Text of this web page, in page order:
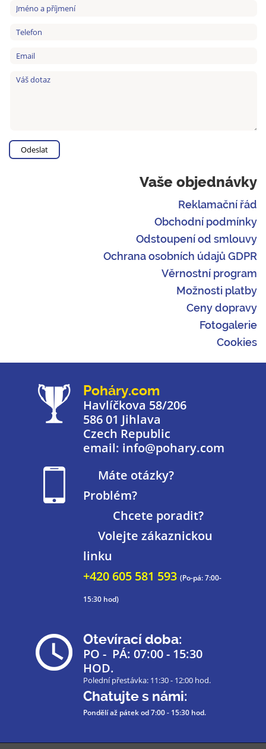
Vaše objednávky
Reklamační řád
Obchodní podmínky
Odstoupení od smlouvy
Ochrana osobních údajů GDPR
Věrnostní program
Možnosti platby
Ceny dopravy
Fotogalerie
Cookies
Poháry.com
Havlíčkova 58/206
586 01 Jihlava
Czech Republic
email: info@pohary.com
Máte otázky?
Problém?
Chcete poradit?
Volejte zákaznickou
linku
+420 605 581 593 (Po-pá: 7:00-
15:30 hod)
Otevírací doba:
PO - PÁ: 07:00 - 15:30
HOD.
Polední přestávka: 11:30 - 12:00 hod.
Chatujte s námi:
Pondělí až pátekod 7:00 - 15:30 hod.